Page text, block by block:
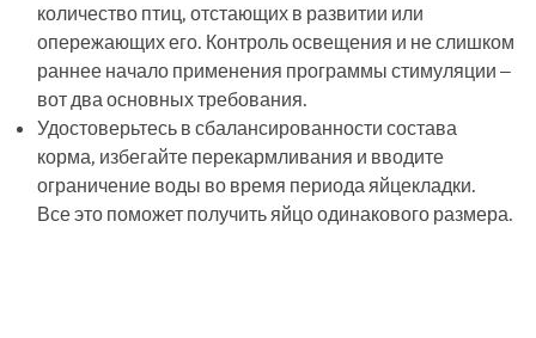
количество птиц, отстающих в развитии или
опережающих его. Контроль освещения и не слишком
раннее начало применения программы стимуляции –
вот два основных требования.
Удостоверьтесь в сбалансированности состава
корма, избегайте перекармливания и вводите
ограничение воды во время периода яйцекладки.
Все это поможет получить яйцо одинакового размера.